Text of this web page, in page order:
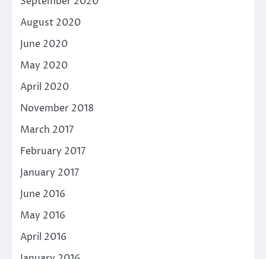
August 2020
June 2020
May 2020
April 2020
November 2018
March 2017
February 2017
January 2017
June 2016
May 2016
April 2016